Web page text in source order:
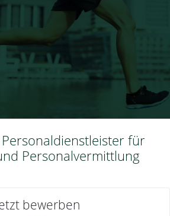
für
Personalvermittlung
bewerben